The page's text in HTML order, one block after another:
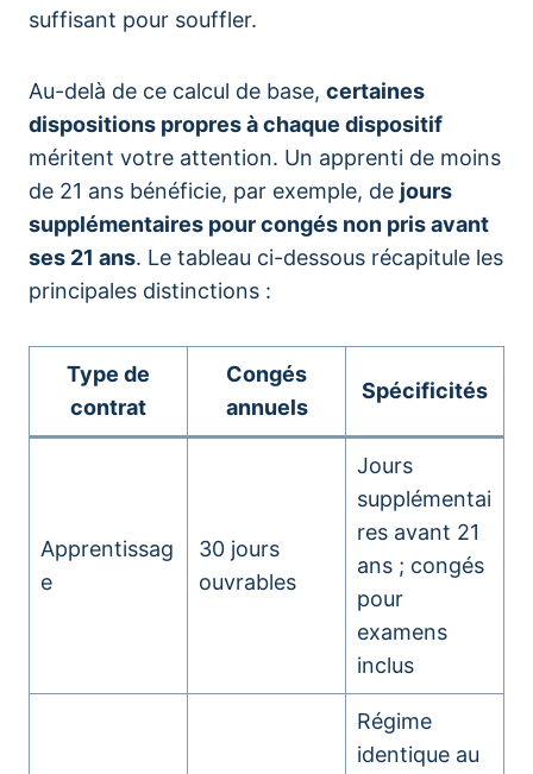
suffisant pour souffler.
Au-delà de ce calcul de base, certaines
dispositions propres à chaque dispositif
méritent votre attention. Un apprenti de moins
de 21 ans bénéficie, par exemple, de jours
supplémentaires pour congés non pris avant
ses 21 ans. Le tableau ci-dessous récapitule les
principales distinctions :
Type de
contrat
Congés
annuels
Spécificités
Apprentissag
e
30 jours
ouvrables
Jours
supplémentai
res avant 21
ans ; congés
pour
examens
inclus
Régime
identique au